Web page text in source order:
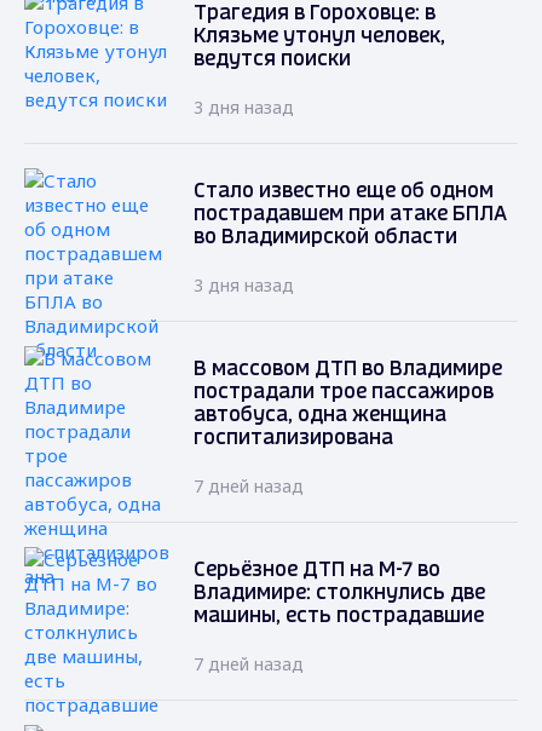
Трагедия в Гороховце: в
Клязьме утонул человек,
ведутся поиски
3 дня назад
Стало известно еще об одном
пострадавшем при атаке БПЛА
во Владимирской области
3 дня назад
В массовом ДТП во Владимире
пострадали трое пассажиров
автобуса, одна женщина
госпитализирована
7 дней назад
Серьёзное ДТП на М-7 во
Владимире: столкнулись две
машины, есть пострадавшие
7 дней назад